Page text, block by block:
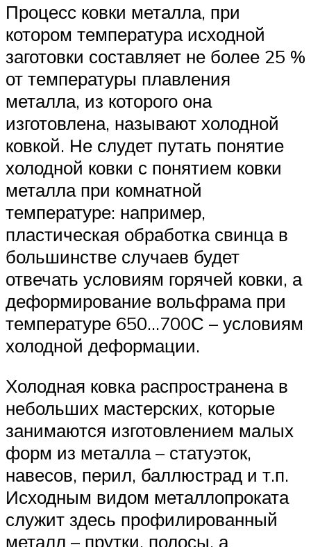
Процесс ковки металла, при
котором температура исходной
заготовки составляет не более 25 %
от температуры плавления
металла, из которого она
изготовлена, называют холодной
ковкой. Не слудет путать понятие
холодной ковки с понятием ковки
металла при комнатной
температуре: например,
пластическая обработка свинца в
большинстве случаев будет
отвечать условиям горячей ковки, а
деформирование вольфрама при
температуре 650…700С – условиям
холодной деформации.
Холодная ковка распространена в
небольших мастерских, которые
занимаются изготовлением малых
форм из металла – статуэток,
навесов, перил, баллюстрад и т.п.
Исходным видом металлопроката
служит здесь профилированный
металл – прутки, полосы, а